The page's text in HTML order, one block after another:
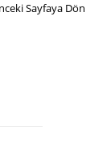
Sayfaya Dön